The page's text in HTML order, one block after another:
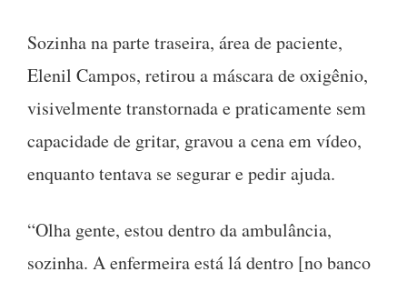
Sozinha na parte traseira, área de paciente,
Elenil Campos, retirou a máscara de oxigênio,
visivelmente transtornada e praticamente sem
capacidade de gritar, gravou a cena em vídeo,
enquanto tentava se segurar e pedir ajuda.
“Olha gente, estou dentro da ambulância,
sozinha. A enfermeira está lá dentro [no banco